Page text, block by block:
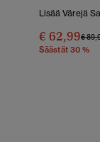
Lisää Värejä
€ 62,99€
Säästät 30 %